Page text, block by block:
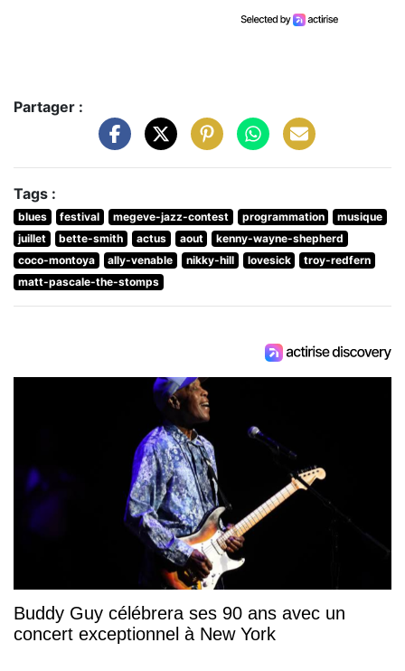
Partager :
Tags :
blues festival megeve-jazz-contest programmation
musique
juillet
bette-smith actus aout
kenny-wayne-shepherd
coco-montoya
ally-venable nikky-hill lovesick
troy-redfern
matt-pascale-the-stomps
Buddy Guy célébrera ses 90 ans avec un
concert exceptionnel à New York